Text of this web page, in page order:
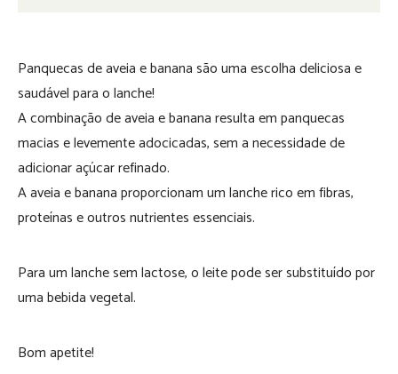
Panquecas de aveia e banana são uma escolha deliciosa e
saudável para o lanche!
A combinação de aveia e banana resulta em panquecas
macias e levemente adocicadas, sem a necessidade de
adicionar açúcar refinado.
A aveia e banana proporcionam um lanche rico em fibras,
proteínas e outros nutrientes essenciais.
Para um lanche sem lactose, o leite pode ser substituído por
uma bebida vegetal.
Bom apetite!